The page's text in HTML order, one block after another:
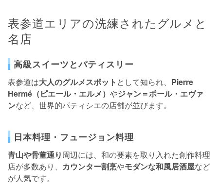
表参道エリアの洗練されたグルメと
名店
高級スイーツとパティスリー
表参道は大人のグルメスポット として知られ、 Pierre
Hermé（ピエール・エルメ） やジャン＝ポール・エヴァ
ンなど、世界的パティシエの店舗が並びます。
日本料理・フュージョン料理
青山や骨董通り 周辺には、和の要素を取り入れた創作料理
店が多数あり、 カウンター割烹やモダンな和風居酒屋など
が人気です。